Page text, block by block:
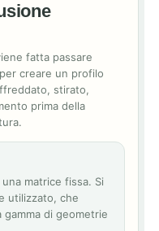
fatta passare
creare un profilo
stirato,
prima della
matrice fissa. Si
utilizzato, che
di geometrie